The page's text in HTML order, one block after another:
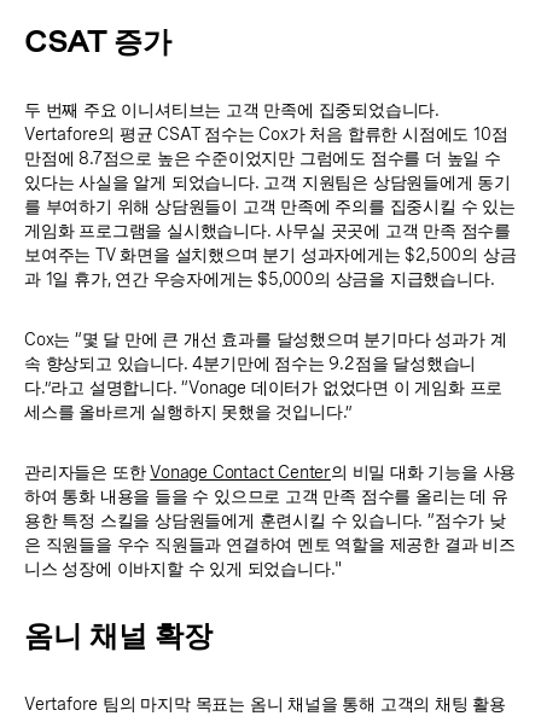
CSAT 증가
두 번째 주요 이니셔티브는 고객 만족에 집중되었습니다.
Vertafore의 평균 CSAT 점수는 Cox가 처음 합류한 시점에도 10점
만점에 8.7점으로 높은 수준이었지만 그럼에도 점수를 더 높일 수
있다는 사실을 알게 되었습니다. 고객 지원팀은 상담원들에게 동기
를 부여하기 위해 상담원들이 고객 만족에 주의를 집중시킬 수 있는
게임화 프로그램을 실시했습니다. 사무실 곳곳에 고객 만족 점수를
보여주는 TV 화면을 설치했으며 분기 성과자에게는 $2,500의 상금
과 1일 휴가, 연간 우승자에게는 $5,000의 상금을 지급했습니다.
Cox는 “몇 달 만에 큰 개선 효과를 달성했으며 분기마다 성과가 계
속 향상되고 있습니다. 4분기만에 점수는 9.2점을 달성했습니
다.”라고 설명합니다. “Vonage 데이터가 없었다면 이 게임화 프로
세스를 올바르게 실행하지 못했을 것입니다.”
관리자들은 또한Vonage Contact Center의 비밀 대화 기능을 사용
하여 통화 내용을 들을 수 있으므로 고객 만족 점수를 올리는 데 유
용한 특정 스킬을 상담원들에게 훈련시킬 수 있습니다. “점수가 낮
은 직원들을 우수 직원들과 연결하여 멘토 역할을 제공한 결과 비즈
니스 성장에 이바지할 수 있게 되었습니다."
옴니 채널 확장
Vertafore 팀의 마지막 목표는 옴니 채널을 통해 고객의 채팅 활용